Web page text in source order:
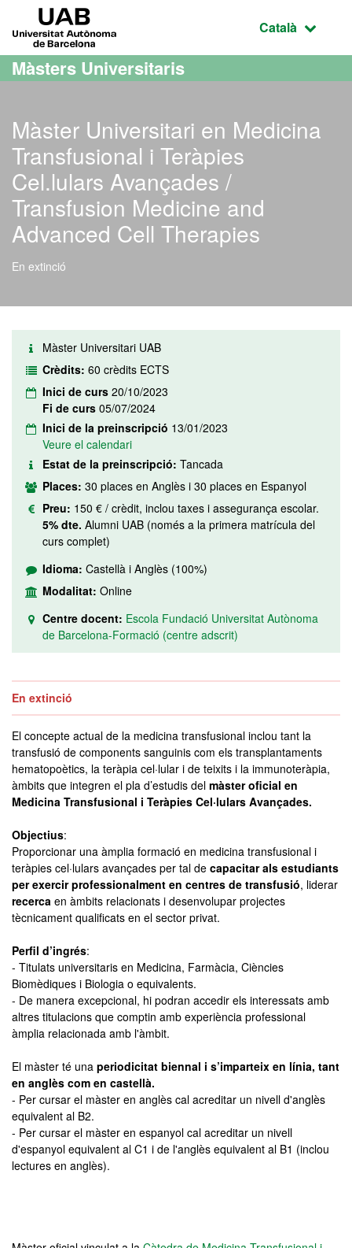
Ves al contingut principal
Ves a la navegació de la pàgina
Idioma
Català
Màsters Universitaris
Màster Universitari en Medicina
Transfusional i Teràpies
Cel.lulars Avançades /
Transfusion Medicine and
Advanced Cell Therapies
En extinció
Màster Universitari UAB
Crèdits: 60 crèdits ECTS
Inici de curs 20/10/2023
Fi de curs 05/07/2024
Inici de la preinscripció 13/01/2023
Veure el calendari
Estat de la preinscripció: Tancada
Places: 30 places en Anglès i 30 places en Espanyol
Preu: 150 € / crèdit, inclou taxes i assegurança escolar.
5% dte. Alumni UAB (només a la primera matrícula del
curs complet)
Idioma: Castellà i Anglès (100%)
Modalitat: Online
Centre docent: Escola Fundació Universitat Autònoma
de Barcelona-Formació (centre adscrit)
En extinció
El concepte actual de la medicina transfusional inclou tant la
transfusió de components sanguinis com els transplantaments
hematopoètics, la teràpia cel·lular i de teixits i la immunoteràpia,
àmbits que integren el pla d’estudis del màster oficial en
Medicina Transfusional i Teràpies Cel·lulars Avançades.
Objectius:
Proporcionar una àmplia formació en medicina transfusional i
teràpies cel·lulars avançades per tal de capacitar als estudiants
per exercir professionalment en centres de transfusió, liderar
recerca en àmbits relacionats i desenvolupar projectes
tècnicament qualificats en el sector privat.
Perfil d’ingrés:
- Titulats universitaris en Medicina, Farmàcia, Ciències
Biomèdiques i Biologia o equivalents.
- De manera excepcional, hi podran accedir els interessats amb
altres titulacions que comptin amb experiència professional
àmplia relacionada amb l'àmbit.
El màster té una periodicitat biennal i s’imparteix en línia, tant
en anglès com en castellà.
- Per cursar el màster en anglès cal acreditar un nivell d'anglès
equivalent al B2.
- Per cursar el màster en espanyol cal acreditar un nivell
d'espanyol equivalent al C1 i de l'anglès equivalent al B1 (inclou
lectures en anglès).